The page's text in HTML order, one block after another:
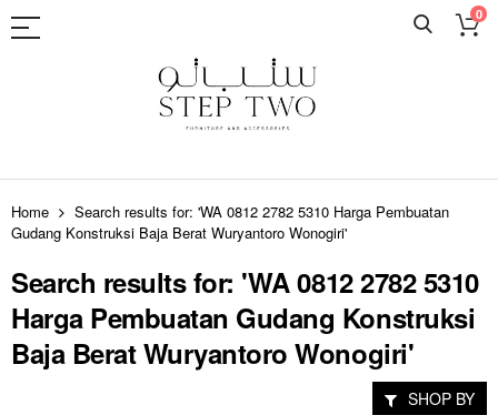
0
Skip
to
Content
Home
Search results for: 'WA 0812 2782 5310 Harga Pembuatan
Gudang Konstruksi Baja Berat Wuryantoro Wonogiri'
Search results for: 'WA 0812 2782 5310
Harga Pembuatan Gudang Konstruksi
Baja Berat Wuryantoro Wonogiri'
SHOP BY